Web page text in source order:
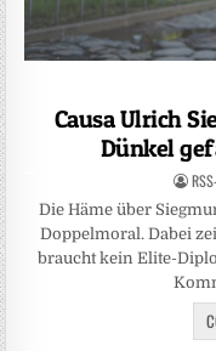
Causa Ulrich
Dünkel
Die Häme über
Doppelmoral. Dabei
braucht kein Elite-